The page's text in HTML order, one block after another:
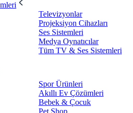
Televizyonlar
Projeksiyon Cihazları
Ses Sistemleri
Medya Oynatıcılar
Tüm TV & Ses Sistemleri
Spor Ürünleri
Akıllı Ev Çözümleri
Bebek & Çocuk
Pet Shop